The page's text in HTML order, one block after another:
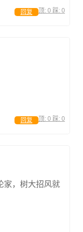
顶: 0 踩: 0
回复
顶: 0 踩: 0
回复
家，树大招风就